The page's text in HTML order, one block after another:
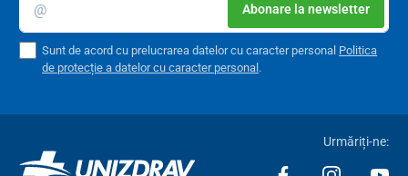
Abonare la newsletter
Sunt de acord cu prelucrarea datelor cu caracter personal Politica
de protecție a datelor cu caracter personal .
Urmăriți-ne: